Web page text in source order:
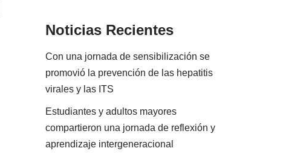
Noticias Recientes
Con una jornada de sensibilización se
promovió la prevención de las hepatitis
virales y las ITS
Estudiantes y adultos mayores
compartieron una jornada de reflexión y
aprendizaje intergeneracional